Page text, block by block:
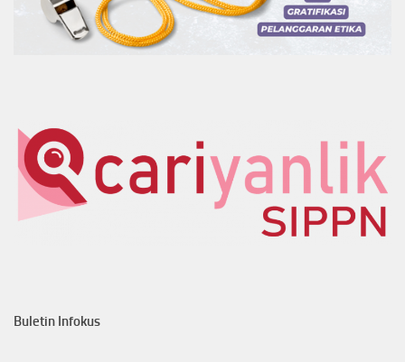
Buletin Infokus